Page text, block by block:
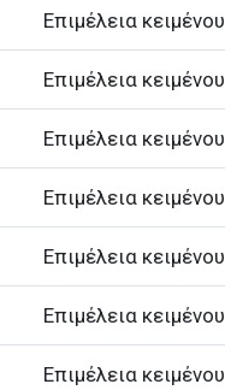
Επιμέλεια κειμένου
Επιμέλεια κειμένου
Επιμέλεια κειμένου
Επιμέλεια κειμένου
Επιμέλεια κειμένου
Επιμέλεια κειμένου
Επιμέλεια κειμένου